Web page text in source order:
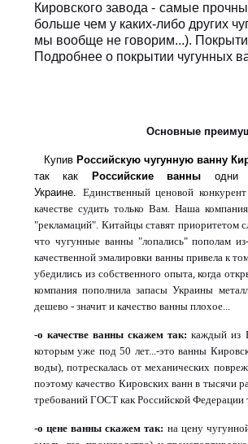
Кировского завода - самые
больше чем у каких-либо других
мы вообще не говорим...).
Подробнее о покрытии чугунных
Основные
Купив Российскую чугунную ванну
так как
Российские ванны одни
Украине. Единственный ценовой
качестве судить только Вам. Наша
"рекламаций". Китайцы ставят приоритетом
что чугунные ванны "лопались" пополам
качественной эмалировки ванны привела к
убедились из собственного опыта, когда
компания пополнила запасы Украины
дешево - значит и качество ванны плохое...
-о качестве ванны скажем так: каждый из
которым уже под 50 лет...-это ванны
воды), потрескалась от механических
поэтому качество Кировских ванн в тысячи
требований ГОСТ как Российской Федерации
-о цене ванны скажем так: на цену